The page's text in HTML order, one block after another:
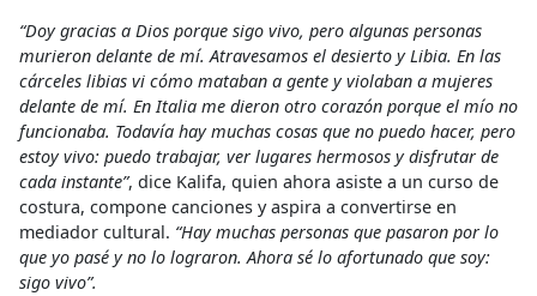
“Doy gracias a Dios porque sigo vivo, pero algunas personas
murieron delante de mí. Atravesamos el desierto y Libia. En las
cárceles libias vi cómo mataban a gente y violaban a mujeres
delante de mí. En Italia me dieron otro corazón porque el mío no
funcionaba. Todavía hay muchas cosas que no puedo hacer, pero
estoy vivo: puedo trabajar, ver lugares hermosos y disfrutar de
cada instante”, dice Kalifa, quien ahora asiste a un curso de
costura, compone canciones y aspira a convertirse en
mediador cultural. “Hay muchas personas que pasaron por lo
que yo pasé y no lo lograron. Ahora sé lo afortunado que soy:
sigo vivo”.